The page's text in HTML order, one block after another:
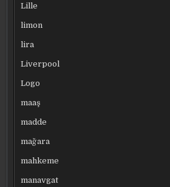
Lille
limon
lira
Liverpool
Logo
maaş
madde
mağara
mahkeme
manavgat